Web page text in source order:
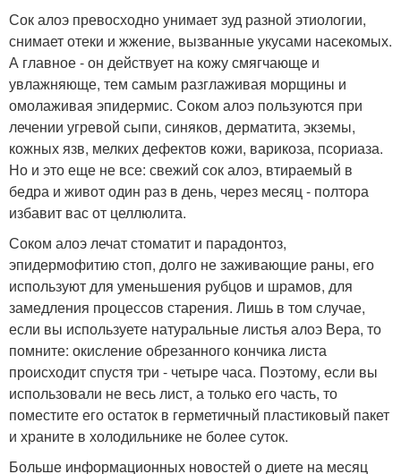
Сок алоэ превосходно унимает зуд разной этиологии,
снимает отеки и жжение, вызванные укусами насекомых.
А главное - он действует на кожу смягчающе и
увлажняюще, тем самым разглаживая морщины и
омолаживая эпидермис. Соком алоэ пользуются при
лечении угревой сыпи, синяков, дерматита, экземы,
кожных язв, мелких дефектов кожи, варикоза, псориаза.
Но и это еще не все: свежий сок алоэ, втираемый в
бедра и живот один раз в день, через месяц - полтора
избавит вас от целлюлита.
Соком алоэ лечат стоматит и парадонтоз,
эпидермофитию стоп, долго не заживающие раны, его
используют для уменьшения рубцов и шрамов, для
замедления процессов старения. Лишь в том случае,
если вы используете натуральные листья алоэ Вера, то
помните: окисление обрезанного кончика листа
происходит спустя три - четыре часа. Поэтому, если вы
использовали не весь лист, а только его часть, то
поместите его остаток в герметичный пластиковый пакет
и храните в холодильнике не более суток.
Больше информационных новостей о диете на месяц